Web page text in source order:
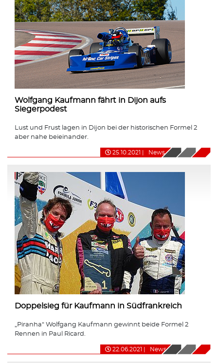
Wolfgang Kaufmann fährt in Dijon aufs
Siegerpodest
Lust und Frust lagen in Dijon bei der historischen Formel 2
aber nahe beieinander.
25.10.2021 News
Doppelsieg für Kaufmann in Südfrankreich
„Piranha“ Wolfgang Kaufmann gewinnt beide Formel 2
Rennen in Paul Ricard.
22.06.2021 News